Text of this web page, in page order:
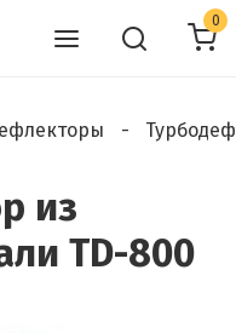
0
из
TD-800